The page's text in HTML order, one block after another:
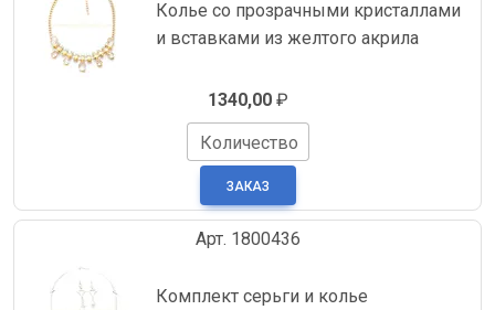
Колье со прозрачными кристаллами
и вставками из желтого акрила
1340,00₽
Количество
Арт. 1800436
Комплект серьги и колье